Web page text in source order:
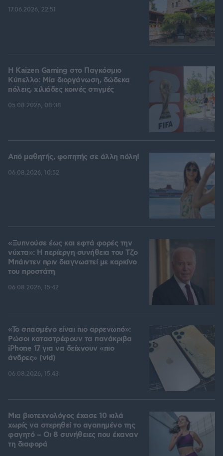
17.06.2026, 22:51
H Kaizen Gaming στο Παγκόσμιο
Kύπελλο: Μία διοργάνωση, δώδεκα
πόλεις, χιλιάδες κοινές στιγμές
05.08.2026, 08:38
Από μαθητής, φοιτητής σε άλλη πόλη!
06.08.2026, 10:52
«Ξυπνούσε έως και εφτά φορές την
νύχτα»: Η περίεργη συνήθεια του Τζο
Μπάιντεν πριν διαγνωστεί με καρκίνο
του προστάτη
06.08.2026, 15:42
«Το σπασμένο είναι πιο αρρενωπό»:
Ρώσοι καταστρέφουν τα πανάκριβα
iPhone 17 για να δείχνουν «πιο
άνδρες» (vid)
06.08.2026, 15:43
Μια βιοτεχνολόγος έχασε 10 κιλά
χωρίς να στερηθεί το αγαπημένο της
φαγητό – Οι 8 συνήθειες που έκαναν
τη διαφορά